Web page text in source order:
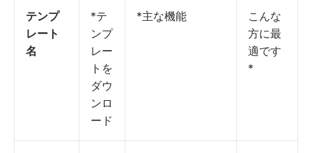
テンプ
レート
名
*テ
ンプ
レー
トを
ダウ
ンロ
ード
*主な機能
こんな
方に最
適です
*